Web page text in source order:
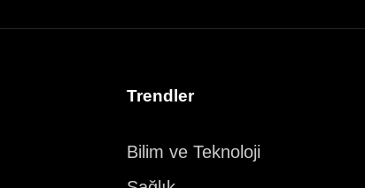
Trendler
Bilim ve Teknoloji